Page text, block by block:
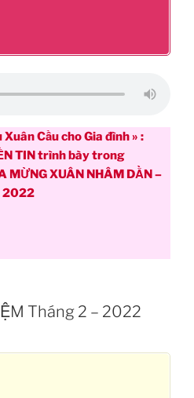
Cầu cho Gia đình » :
TIN trình bày trong
MỪNG XUÂN NHÂM DẦN –
2022
Tháng 2 – 2022